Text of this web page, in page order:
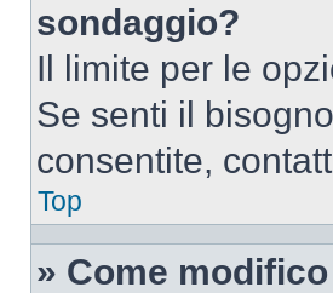
sondaggio?
Il limite per le
Se senti il
consentite,
Top
» Come